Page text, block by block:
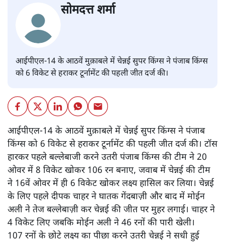
सोमदत्त शर्मा
आईपीएल-14 के आठवें मुक़ाबले में चेन्नई सुपर किंग्स ने पंजाब किंग्स
को 6 विकेट से हराकर टूर्नामेंट की पहली जीत दर्ज की।
आईपीएल-14 के आठवें मुक़ाबले में चेन्नई सुपर किंग्स ने पंजाब
किंग्स को 6 विकेट से हराकर टूर्नामेंट की पहली जीत दर्ज की। टॉस
हारकर पहले बल्लेबाजी करने उतरी पंजाब किंग्स की टीम ने 20
ओवर में 8 विकेट खोकर 106 रन बनाए, जवाब में चेन्नई की टीम
ने 16वें ओवर में ही 6 विकेट खोकर लक्ष्य हासिल कर लिया। चेन्नई
के लिए पहले दीपक चाहर ने घातक गेंदबाज़ी और बाद में मोईन
अली ने तेज बल्लेबाज़ी कर चेन्नई की जीत पर मुहर लगाई। चाहर ने
4 विकेट लिए जबकि मोईन अली ने 46 रनों की पारी खेली।
107 रनों के छोटे लक्ष्य का पीछा करने उतरी चेन्नई ने सधी हुई